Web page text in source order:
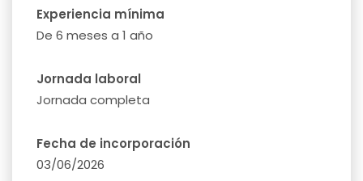
Experiencia mínima
De 6 meses a 1 año
Jornada laboral
Jornada completa
Fecha de incorporación
03/06/2026